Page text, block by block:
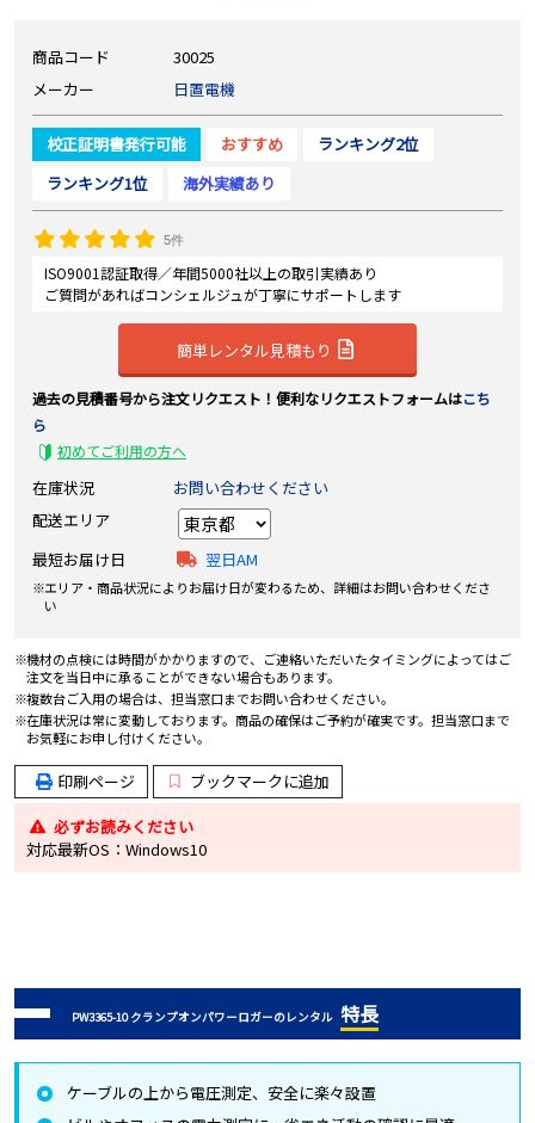
商品コード
30025
メーカー
日置電機
校正証明書発行可能 おすすめ
ランキング2位
ランキング1位
海外実績あり
5件
ISO9001認証取得／年間5000社以上の取引実績あり
ご質問があればコンシェルジュが丁寧にサポートします
簡単レンタル見積もり
過去の見積番号から注文リクエスト！便利なリクエストフォームはこち
ら
初めてご利用の方へ
在庫状況
お問い合わせください
配送エリア
最短お届け日
翌日AM
エリア・商品状況によりお届け日が変わるため、詳細はお問い合わせくださ
い
機材の点検には時間がかかりますので、ご連絡いただいたタイミングによってはご
注文を当日中に承ることができない場合もあります。
複数台ご入用の場合は、担当窓口までお問い合わせください。
在庫状況は常に変動しております。商品の確保はご予約が確実です。担当窓口まで
お気軽にお申し付けください。
印刷ページ
ブックマークに追加
必ずお読みください
対応最新OS：Windows10
PW3365-10 クランプオンパワーロガーのレンタル 特長
ケーブルの上から電圧測定、安全に楽々設置